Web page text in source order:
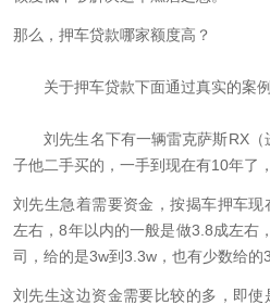
那么，押车贷款哪家额度高？
关于押车贷款下面通过真实的案例
刘先生名下有一辆雷克萨斯RX（
子他二手买的，一手到现在有10年了
刘先生急着需要资金，按揭车押车
左右，8年以内的一般是做3.8成左右
司，给的是3w到3.3w，也有少数给的
刘先生这边资金需要比较的多，即